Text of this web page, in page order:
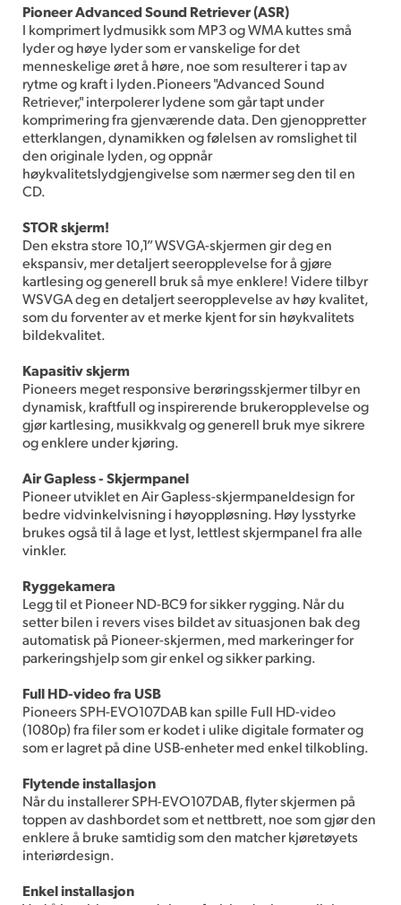
Pioneer Advanced Sound Retriever (ASR)
I komprimert lydmusikk som MP3 og WMA kuttes små
lyder og høye lyder som er vanskelige for det
menneskelige øret å høre, noe som resulterer i tap av
rytme og kraft i lyden.Pioneers "Advanced Sound
Retriever," interpolerer lydene som går tapt under
komprimering fra gjenværende data. Den gjenoppretter
etterklangen, dynamikken og følelsen av romslighet til
den originale lyden, og oppnår
høykvalitetslydgjengivelse som nærmer seg den til en
CD.
STOR skjerm!
Den ekstra store 10,1” WSVGA-skjermen gir deg en
ekspansiv, mer detaljert seeropplevelse for å gjøre
kartlesing og generell bruk så mye enklere! Videre tilbyr
WSVGA deg en detaljert seeropplevelse av høy kvalitet,
som du forventer av et merke kjent for sin høykvalitets
bildekvalitet.
Kapasitiv skjerm
Pioneers meget responsive berøringsskjermer tilbyr en
dynamisk, kraftfull og inspirerende brukeropplevelse og
gjør kartlesing, musikkvalg og generell bruk mye sikrere
og enklere under kjøring.
Air Gapless - Skjermpanel
Pioneer utviklet en Air Gapless-skjermpaneldesign for
bedre vidvinkelvisning i høyoppløsning. Høy lysstyrke
brukes også til å lage et lyst, lettlest skjermpanel fra alle
vinkler.
Ryggekamera
Legg til et Pioneer ND-BC9 for sikker rygging. Når du
setter bilen i revers vises bildet av situasjonen bak deg
automatisk på Pioneer-skjermen, med markeringer for
parkeringshjelp som gir enkel og sikker parking.
Full HD-video fra USB
Pioneers SPH-EVO107DAB kan spille Full HD-video
(1080p) fra filer som er kodet i ulike digitale formater og
som er lagret på dine USB-enheter med enkel tilkobling.
Flytende installasjon
Når du installerer SPH-EVO107DAB, flyter skjermen på
toppen av dashbordet som et nettbrett, noe som gjør den
enklere å bruke samtidig som den matcher kjøretøyets
interiørdesign.
Enkel installasjon